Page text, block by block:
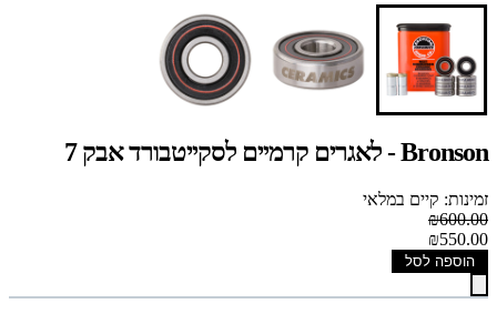
Bronson - לאגרים קרמיים לסקייטבורד אבק 7
זמינות: קיים במלאי
₪600.00
₪550.00
הוספה לסל